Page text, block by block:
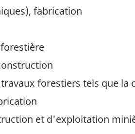
fabrication
forestiers tels que la
et d'exploitation